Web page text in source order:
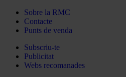
Sobre la RMC
Contacte
Punts de venda
Subscriu-te
Publicitat
Webs recomanades